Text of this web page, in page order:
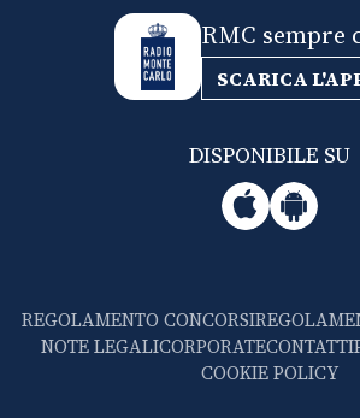
RMC sempre
SCARICA
DISPONIBILE SU
REGOLAMENTO CONCORSI
NOTE LEGALICORPORATECONTATTI
COOKIE POLICY